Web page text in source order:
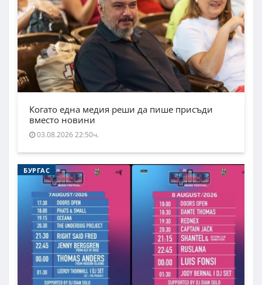
Когато една медия реши да пише присъди
вместо новини
03.08.2026 22:50ч.
БУРГАС